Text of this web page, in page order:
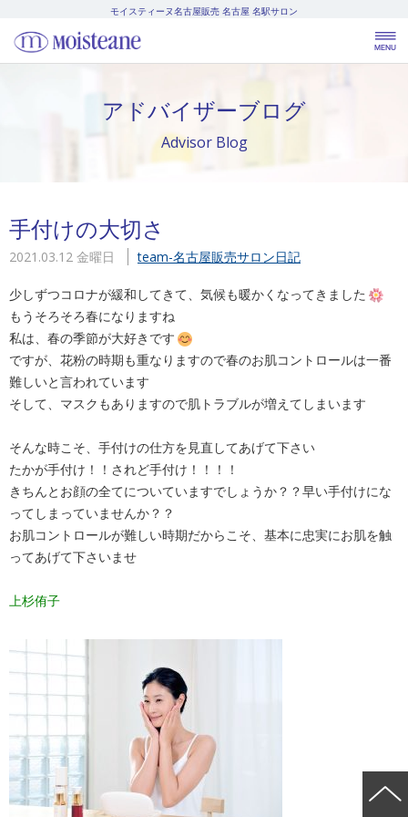
モイスティーヌ名古屋販売 名古屋 名駅サロン
アドバイザーブログ
Advisor Blog
手付けの大切さ
2021.03.12 金曜日 team-名古屋販売サロン日記
少しずつコロナが緩和してきて、気候も暖かくなってきました
もうそろそろ春になりますね
私は、春の季節が大好きです
ですが、花粉の時期も重なりますので春のお肌コントロールは一番
難しいと言われています
そして、マスクもありますので肌トラブルが増えてしまいます
そんな時こそ、手付けの仕方を見直してあげて下さい
たかが手付け！！されど手付け！！！！
きちんとお顔の全てについていますでしょうか？？早い手付けにな
ってしまっていませんか？？
お肌コントロールが難しい時期だからこそ、基本に忠実にお肌を触
ってあげて下さいませ
上杉侑子